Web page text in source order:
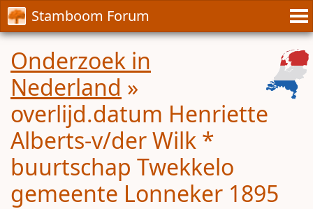
Stamboom Forum
Onderzoek in
Nederland »
overlijd.datum Henriette
Alberts-v/der Wilk *
buurtschap Twekkelo
gemeente Lonneker 1895